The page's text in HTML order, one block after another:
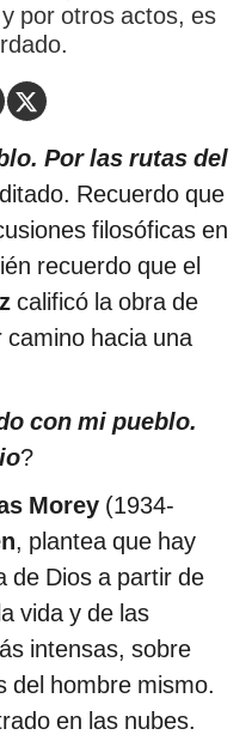
por otros actos, es
Por las rutas del
Recuerdo que
filosóficas en
recuerdo que el
calificó la obra de
hacia una
con mi pueblo.
?
Morey (1934-
, plantea que hay
de Dios a partir de
vida y de las
intensas, sobre
del hombre mismo.
en las nubes.